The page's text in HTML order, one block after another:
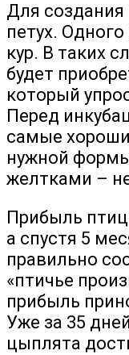
Для
петух. Одного
кур. В таких
будет
который
Перед
самые
нужной
желтками –
Прибыль
а спустя 5
правильно
«птичье
прибыль
Уже за 35
цыплята